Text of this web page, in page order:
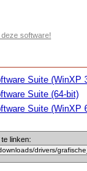
software!
Suite (WinXP
Suite (64-bit)
Suite (WinXP
linken: